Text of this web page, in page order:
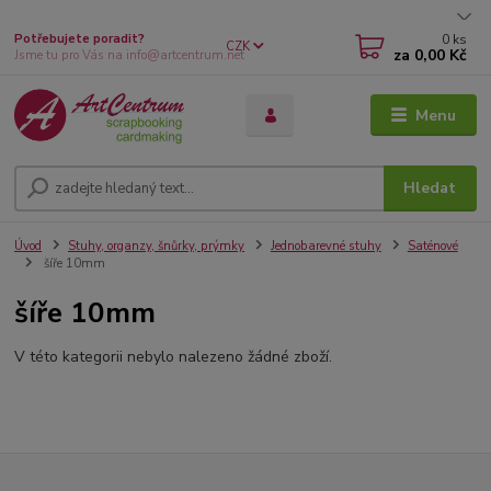
Menu
CZK
Hledat
Potřebujete poradit?
Jsme tu pro Vás na info@artcentrum.net
0 ks
za 0,00 Kč
Úvod Stuhy, organzy, šnůrky, prýmky Jednobarevné stuhy
Saténové
šíře 10mm
šíře 10mm
V této kategorii nebylo nalezeno žádné zboží.